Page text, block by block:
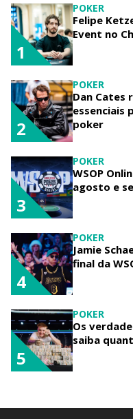
POKER
Felipe
Event no
1
POKER
Dan Cates
essenciais
poker
2
POKER
WSOP
agosto e
3
POKER
Jamie
final da
4
POKER
Os
saiba
5